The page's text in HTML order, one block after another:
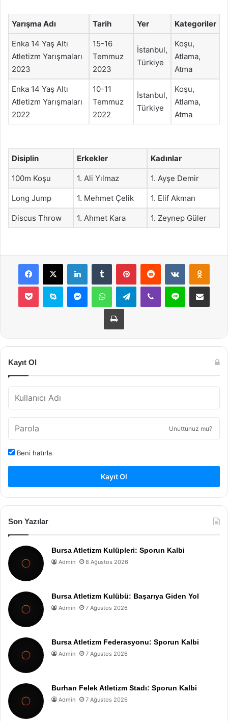
Yarışma Adı Tarih Yer Kategoriler
Enka 14 Yaş Altı
Atletizm Yarışmaları
2023
15-16
Temmuz
2023
İstanbul,
Türkiye
Koşu,
Atlama,
Atma
Enka 14 Yaş Altı
Atletizm Yarışmaları
2022
10-11
Temmuz
2022
İstanbul,
Türkiye
Koşu,
Atlama,
Atma
Disiplin Erkekler Kadınlar
100m Koşu 1. Ali Yılmaz 1. Ayşe Demir
Long Jump 1. Mehmet Çelik 1. Elif Akman
Discus Throw 1. Ahmet Kara 1. Zeynep Güler
Facebook
X LinkedInTumblr PinterestReddit VKontakte
Pocket Skype MessengerWhatsAppTelegramViber Line E-Posta ile
Yazdır
Kayıt Ol
Unuttunuz mu?
Beni hatırla
Kayıt Ol
Son Yazılar
Bursa Atletizm Kulüpleri: Sporun Kalbi
Admin 8 Ağustos 2026
Bursa Atletizm Kulübü: Başarıya Giden Yol
Admin 7 Ağustos 2026
Bursa Atletizm Federasyonu: Sporun Kalbi
Admin 7 Ağustos 2026
Burhan Felek Atletizm Stadı: Sporun Kalbi
Admin 7 Ağustos 2026